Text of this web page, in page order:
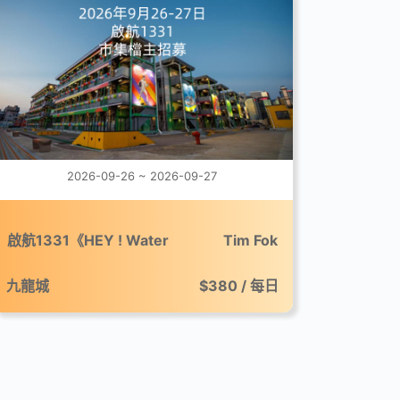
2026-09-26 ~ 2026-09-27
啟航1331《HEY ! Water
Tim Fok
九龍城 $380 / 每日